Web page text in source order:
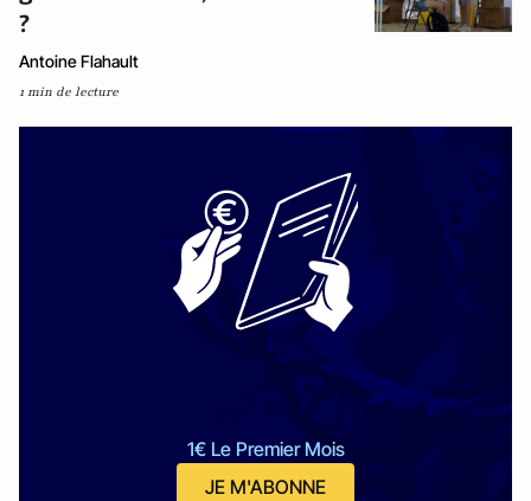
?
Antoine Flahault
1 min de lecture
1€ Le Premier Mois
JE M'ABONNE